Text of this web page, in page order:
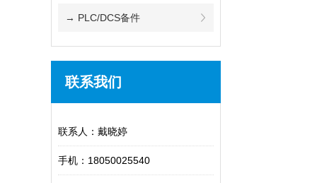
→ PLC/DCS备件
联系我们
联系人：戴晓婷
手机：18050025540